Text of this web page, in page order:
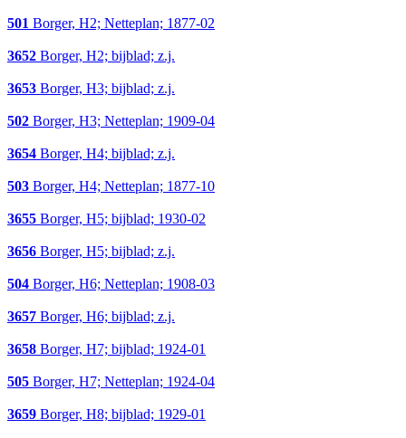
501 Borger, H2; Netteplan; 1877-02
3652 Borger, H2; bijblad; z.j.
3653 Borger, H3; bijblad; z.j.
502 Borger, H3; Netteplan; 1909-04
3654 Borger, H4; bijblad; z.j.
503 Borger, H4; Netteplan; 1877-10
3655 Borger, H5; bijblad; 1930-02
3656 Borger, H5; bijblad; z.j.
504 Borger, H6; Netteplan; 1908-03
3657 Borger, H6; bijblad; z.j.
3658 Borger, H7; bijblad; 1924-01
505 Borger, H7; Netteplan; 1924-04
3659 Borger, H8; bijblad; 1929-01